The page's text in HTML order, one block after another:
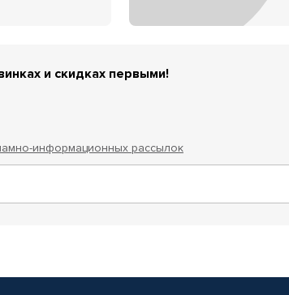
и скидках первыми!
информационных рассылок